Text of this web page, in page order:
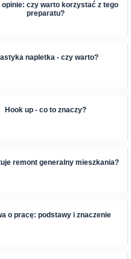
opinie: czy warto korzystać z tego
preparatu?
napletka - czy warto?
Hook up - co to znaczy?
remont generalny mieszkania?
o pracę: podstawy i znaczenie